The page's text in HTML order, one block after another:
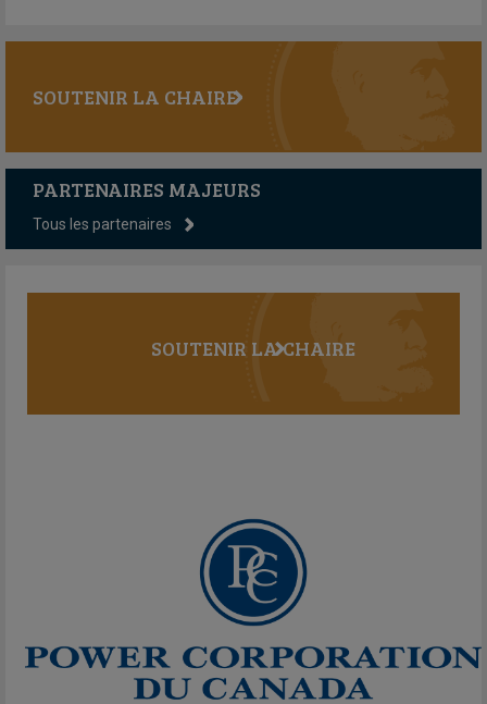
SOUTENIR LA CHAIRE
PARTENAIRES MAJEURS
Tous les partenaires
SOUTENIR LA CHAIRE